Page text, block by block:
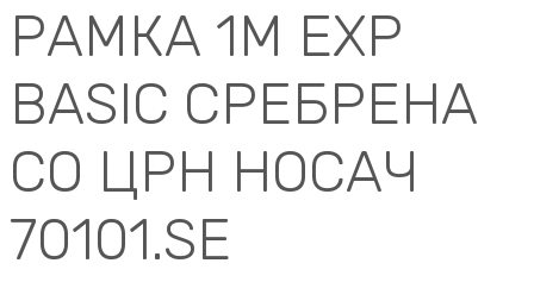
РАМКА 1M EXP
BASIC СРЕБРЕНА
СО ЦРН НОСАЧ
70101.SE